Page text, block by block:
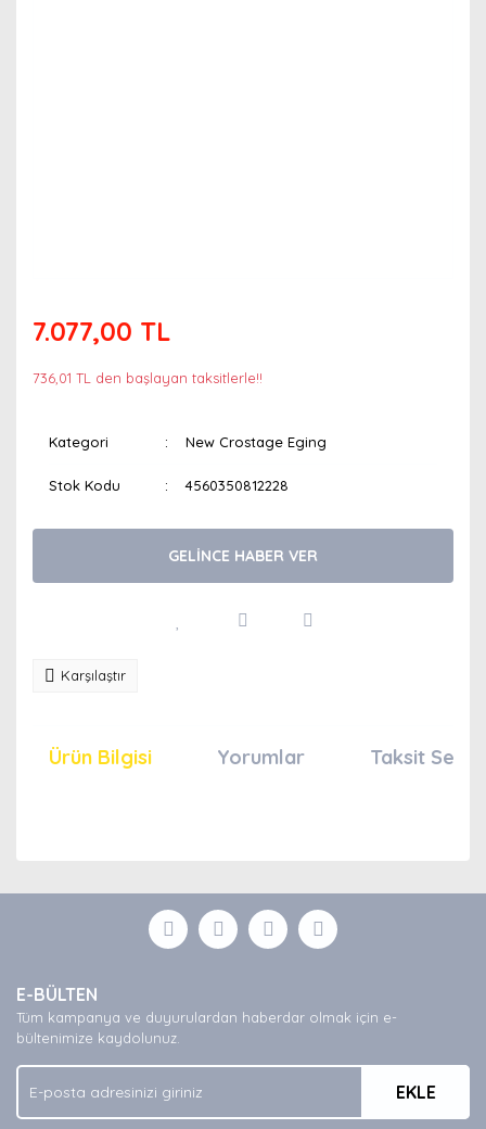
7.077,00 TL
736,01 TL den başlayan taksitlerle!!
Kategori New Crostage Eging
Stok Kodu 4560350812228
GELİNCE HABER VER
Karşılaştır
Ürün Bilgisi Yorumlar Taksit
Yorum Yaz
formunu kullanarak tarafımıza iletebilirsiniz.
Görüş ve önerileriniz için teşekkür ederiz.
Ürün açıklamasında eksik bilgiler bulunuyor.
Ürün bilgilerinde hatalar bulunuyor.
Ürün fiyatı diğer sitelerden daha pahalı.
Bu ürüne benzer farklı alternatifler olmalı.
E-BÜLTEN
Tüm kampanya ve duyurulardan haberdar olmak için e-
bültenimize kaydolunuz.
EKLE